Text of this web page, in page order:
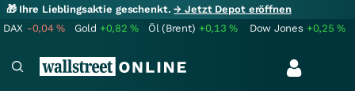
🎁 Ihre Lieblingsaktie geschenkt.→ Jetzt Depot eröffnen
DAX -0,04% Gold +0,82% Öl (Brent) +0,13% Dow Jones +0,25%